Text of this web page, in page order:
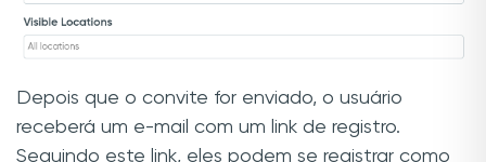
Depois que o convite for enviado, o usuário
receberá um e-mail com um link de registro.
Seguindo este link, eles podem se registrar como